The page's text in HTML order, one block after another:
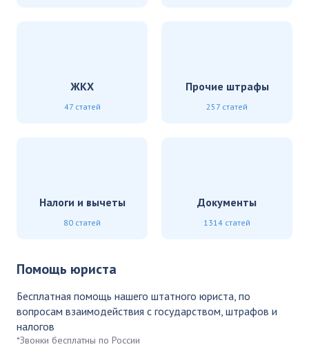
ЖКХ
47 статей
Прочие штрафы
257 статей
Налоги и вычеты
80 статей
Документы
1314 статей
Помощь юриста
Бесплатная помощь нашего штатного юриста, по
вопросам взаимодействия с государством, штрафов и
налогов
*Звонки бесплатны по России